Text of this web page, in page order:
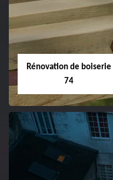
Rénovation de boiserie
74